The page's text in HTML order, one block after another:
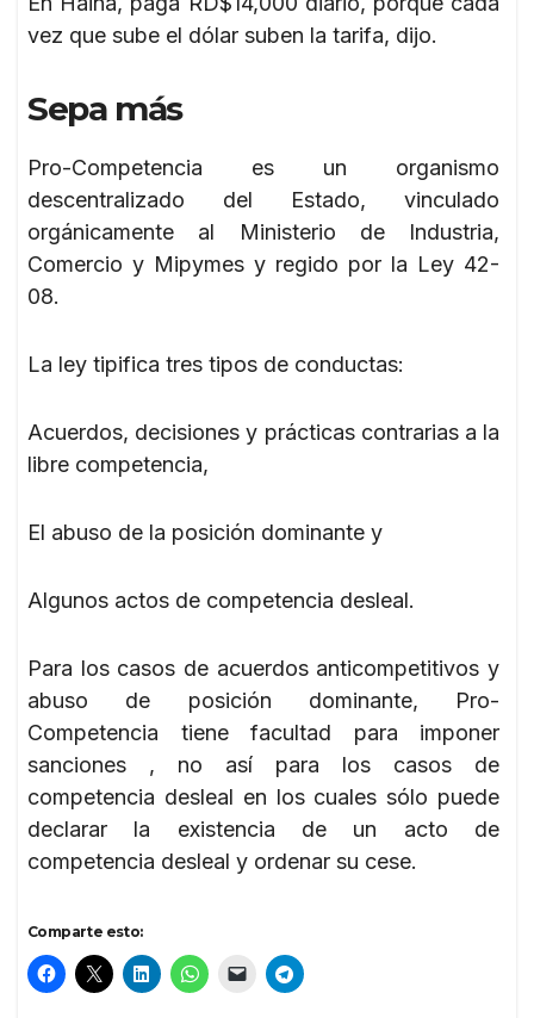
vez que sube el dólar suben la tarifa, dijo.
Sepa más
Pro-Competencia es un organismo
descentralizado del Estado, vinculado
orgánicamente al Ministerio de Industria,
Comercio y Mipymes y regido por la Ley 42-
08.
La ley tipifica tres tipos de conductas:
Acuerdos, decisiones y prácticas contrarias a la
libre competencia,
El abuso de la posición dominante y
Algunos actos de competencia desleal.
Para los casos de acuerdos anticompetitivos y
abuso de posición dominante, Pro-
Competencia tiene facultad para imponer
sanciones , no así para los casos de
competencia desleal en los cuales sólo puede
declarar la existencia de un acto de
competencia desleal y ordenar su cese.
Comparte esto: